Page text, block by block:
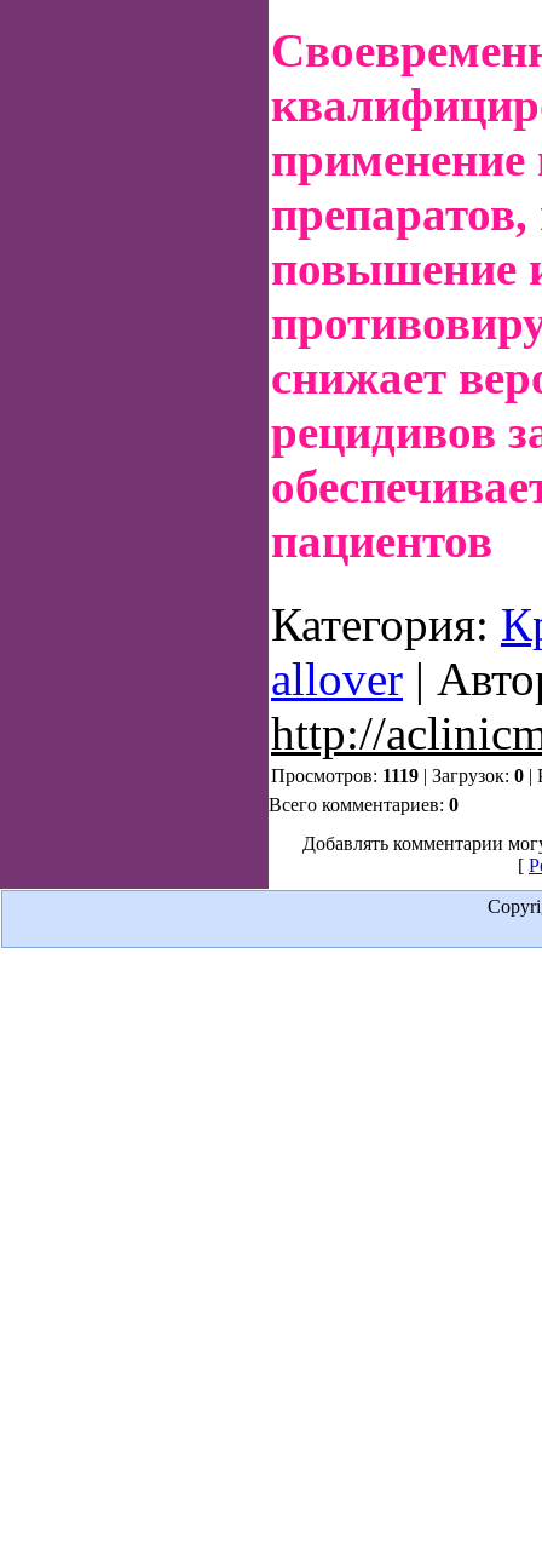
применение
повышение
снижает
рецидивов
пациентов
Категория:
allover |
http://
Просмотров: 1119 | Загрузок: 0 |
Всего комментариев: 0
Добавлять комментарии
[